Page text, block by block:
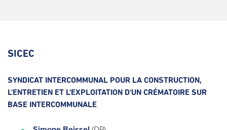
SICEC
SYNDICAT INTERCOMMUNAL POUR LA CONSTRUCTION,
L'ENTRETIEN ET L'EXPLOITATION D'UN CRÉMATOIRE SUR
BASE INTERCOMMUNALE